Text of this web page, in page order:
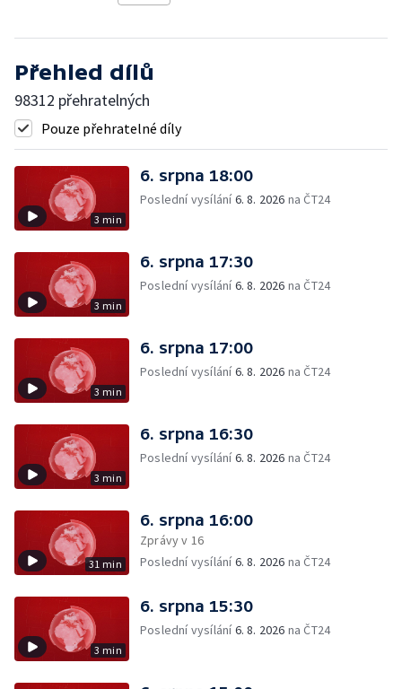
Přehled dílů
98312 přehratelných
Pouze přehratelné díly
3 min
6. srpna 18:00
Poslední vysílání6. 8. 2026 na ČT24
3 min
6. srpna 17:30
Poslední vysílání6. 8. 2026 na ČT24
3 min
6. srpna 17:00
Poslední vysílání6. 8. 2026 na ČT24
3 min
6. srpna 16:30
Poslední vysílání6. 8. 2026 na ČT24
31 min
6. srpna 16:00
Zprávy v 16
Poslední vysílání6. 8. 2026 na ČT24
3 min
6. srpna 15:30
Poslední vysílání6. 8. 2026 na ČT24